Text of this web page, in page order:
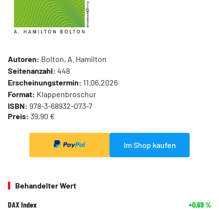
Autoren: Bolton, A. Hamilton
Seitenanzahl: 448
Erscheinungstermin: 11.06.2026
Format: Klappenbroschur
ISBN: 978-3-68932-073-7
Preis: 39,90 €
Im Shop kaufen
Behandelter Wert
DAX Index +0,69%